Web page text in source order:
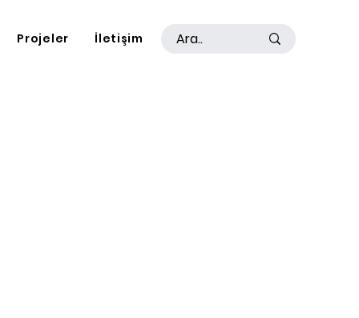
Projeler İletişim